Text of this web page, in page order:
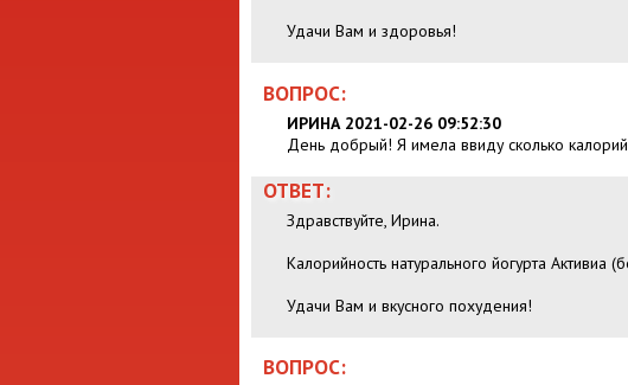
Удачи Вам и здоровья!
ВОПРОС:
ИРИНА 2021-02-26 09:52:30
День добрый! Я имела ввиду сколько калорий
ОТВЕТ:
Здравствуйте, Ирина.
Калорийность натурального йогурта
Удачи Вам и вкусного похудения!
ВОПРОС: